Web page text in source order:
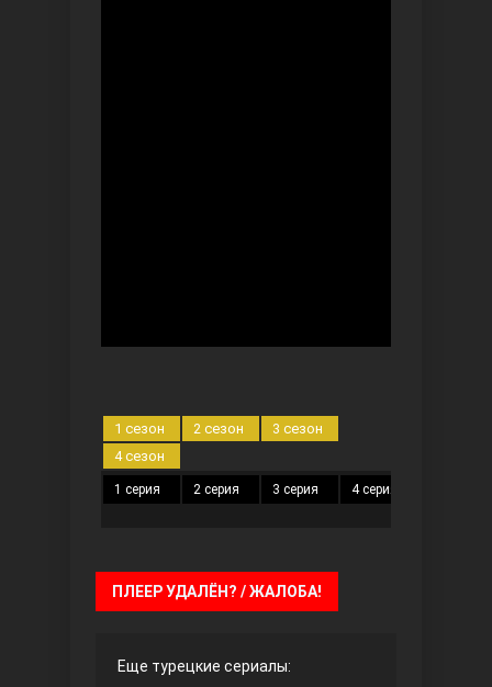
1 сезон 2 сезон
3 сезон
4 сезон
1 серия 2 серия 3 серия 4 серия
ПЛЕЕР УДАЛЁН? / ЖАЛОБА!
Еще турецкие сериалы: